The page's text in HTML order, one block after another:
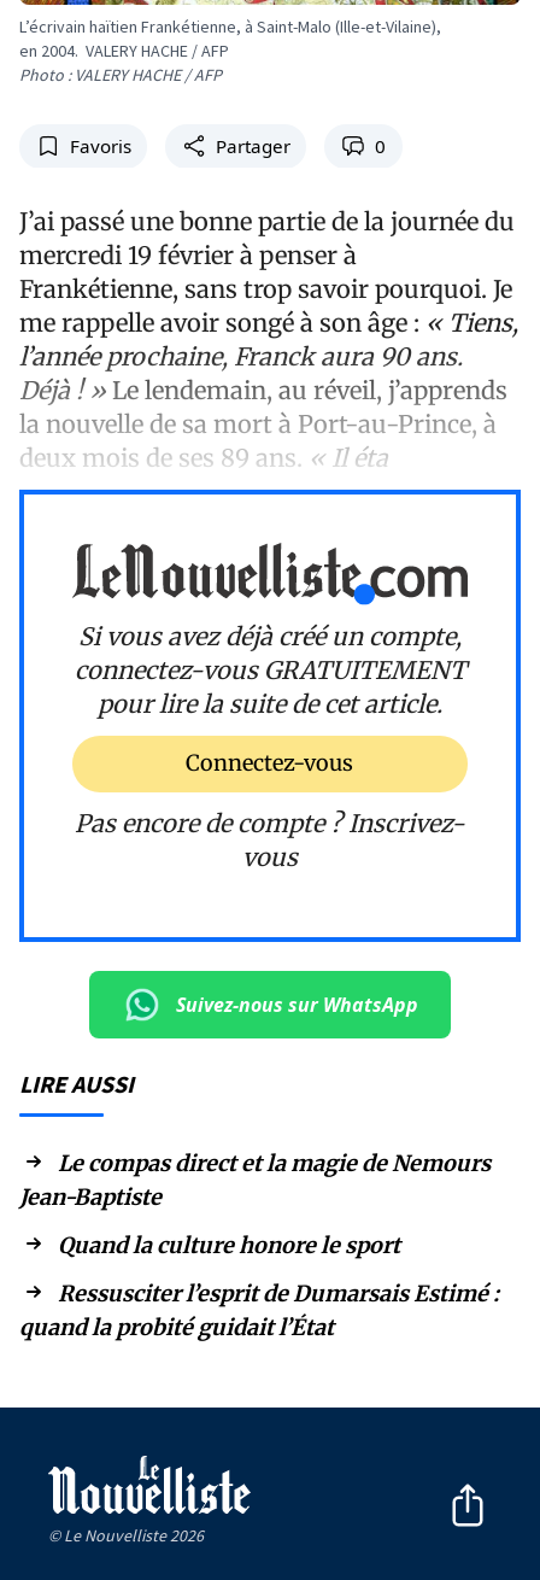
L’écrivain haïtien Frankétienne, à Saint-Malo (Ille-et-Vilaine),
en 2004. VALERY HACHE / AFP
Photo : VALERY HACHE / AFP
Favoris Partager 0
J’ai passé une bonne partie de la journée du
mercredi 19 février à penser à
Frankétienne, sans trop savoir pourquoi. Je
me rappelle avoir songé à son âge : « Tiens,
l’année prochaine, Franck aura 90 ans.
Déjà ! » Le lendemain, au réveil, j’apprends
la nouvelle de sa mort à Port-au-Prince, à
deux mois de ses 89 ans. « Il éta
Si vous avez déjà créé un compte,
connectez-vous GRATUITEMENT
pour lire la suite de cet article.
Connectez-vous
Pas encore de compte ?Inscrivez-
vous
Suivez-nous sur WhatsApp
LIRE AUSSI
Le compas direct et la magie de Nemours
Jean-Baptiste
Quand la culture honore le sport
Ressusciter l’esprit de Dumarsais Estimé :
quand la probité guidait l’État
© Le Nouvelliste 2026